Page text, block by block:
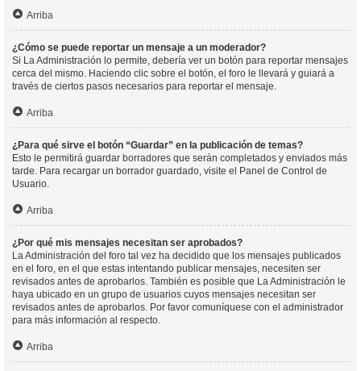
Arriba
¿Cómo se puede reportar un mensaje a un moderador?
Si La Administración lo permite, debería ver un botón para reportar mensajes
cerca del mismo. Haciendo clic sobre el botón, el foro le llevará y guiará a
través de ciertos pasos necesarios para reportar el mensaje.
Arriba
¿Para qué sirve el botón “Guardar” en la publicación de temas?
Esto le permitirá guardar borradores que serán completados y enviados más
tarde. Para recargar un borrador guardado, visite el Panel de Control de
Usuario.
Arriba
¿Por qué mis mensajes necesitan ser aprobados?
La Administración del foro tal vez ha decidido que los mensajes publicados
en el foro, en el que estas intentando publicar mensajes, necesiten ser
revisados antes de aprobarlos. También es posible que La Administración le
haya ubicado en un grupo de usuarios cuyos mensajes necesitan ser
revisados antes de aprobarlos. Por favor comuníquese con el administrador
para más información al respecto.
Arriba